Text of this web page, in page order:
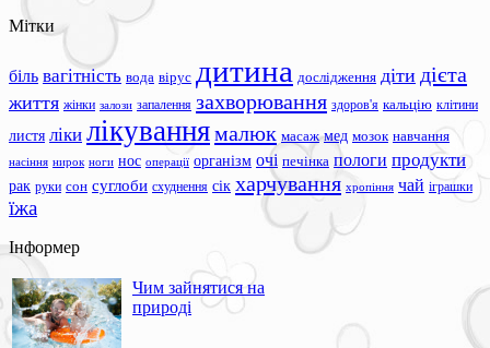
Мітки
біль вагітність вода вірус дитина дослідження діти дієта
життя жінки залози запалення захворювання здоров'я кальцію клітини
листя ліки лікуваннямалюк масаж мед мозок навчання
насіння нирок ноги нос операції організм очі печінка пологи продукти
рак руки сон суглоби схуднення сік харчування хропіння чай іграшки
їжа
Інформер
Чим зайнятися на
природі